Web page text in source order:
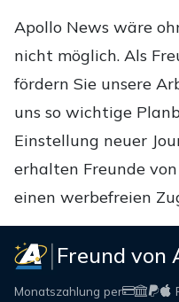
Apollo News wäre
nicht möglich. Als
fördern Sie unsere
uns so wichtige
Einstellung neuer
erhalten Freunde
einen werbefreien
Freund von
Monatszahlung per